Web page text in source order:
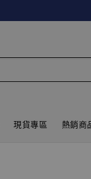
現貨專區 熱銷商